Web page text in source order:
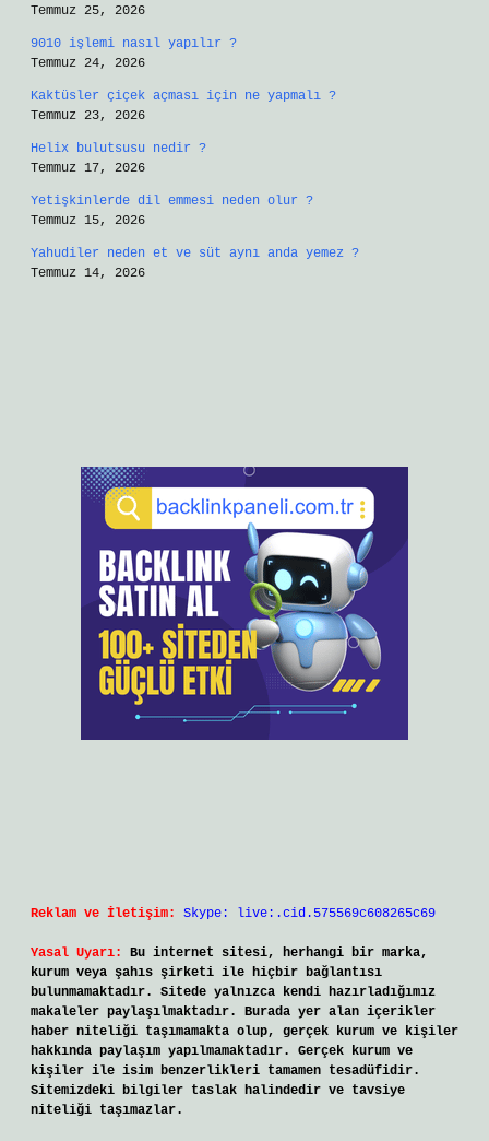
Temmuz 25, 2026
9010 işlemi nasıl yapılır ?
Temmuz 24, 2026
Kaktüsler çiçek açması için ne yapmalı ?
Temmuz 23, 2026
Helix bulutsusu nedir ?
Temmuz 17, 2026
Yetişkinlerde dil emmesi neden olur ?
Temmuz 15, 2026
Yahudiler neden et ve süt aynı anda yemez ?
Temmuz 14, 2026
Reklam ve İletişim: Skype: live:.cid.575569c608265c69
Yasal Uyarı:
Bu internet sitesi, herhangi bir marka,
kurum veya şahıs şirketi ile hiçbir bağlantısı
bulunmamaktadır. Sitede yalnızca kendi hazırladığımız
makaleler paylaşılmaktadır. Burada yer alan içerikler
haber niteliği taşımamakta olup, gerçek kurum ve kişiler
hakkında paylaşım yapılmamaktadır. Gerçek kurum ve
kişiler ile isim benzerlikleri tamamen tesadüfidir.
Sitemizdeki bilgiler taslak halindedir ve tavsiye
niteliği taşımazlar.